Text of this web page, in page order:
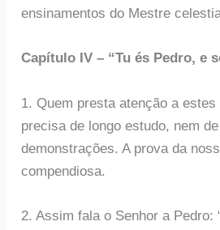
ensinamentos do Mestre
Capítulo IV – “Tu és Pedro, e
1. Quem presta atenção a
precisa de longo estudo, nem
demonstrações. A prova da
compendiosa.
2. Assim fala o Senhor a Pedro: